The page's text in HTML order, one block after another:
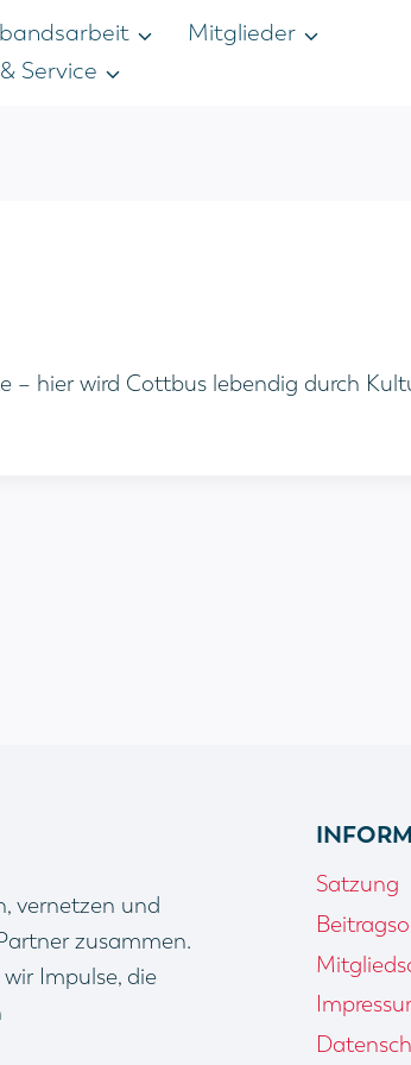
Mitglieder
Service
– hier wird Cottbus lebendig durch
vernetzen und
zusammen.
Impulse, die
Satzung